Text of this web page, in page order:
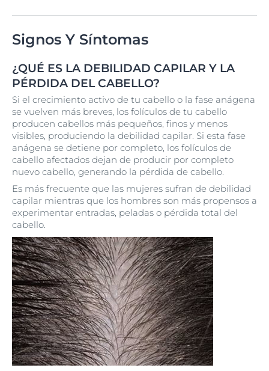
Signos Y Síntomas
¿QUÉ ES LA DEBILIDAD CAPILAR Y LA
PÉRDIDA DEL CABELLO?
Si el crecimiento activo de tu cabello o la fase anágena
se vuelven más breves, los folículos de tu cabello
producen cabellos más pequeños, finos y menos
visibles, produciendo la debilidad capilar. Si esta fase
anágena se detiene por completo, los folículos de
cabello afectados dejan de producir por completo
nuevo cabello, generando la pérdida de cabello.
Es más frecuente que las mujeres sufran de debilidad
capilar mientras que los hombres son más propensos a
experimentar entradas, peladas o pérdida total del
cabello.